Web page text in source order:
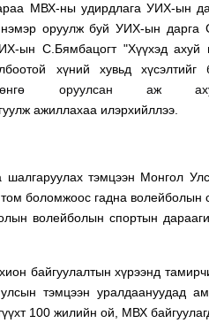
МВХ-ны удирдлага УИХ-ын
нэмэр оруулж буй УИХ-ын
ын С.Бямбацогт "Хүүхэд
хүний хувьд хүсэлтийг
оруулсан аж
ажиллахаа илэрхийллээ.
шалгаруулах тэмцээн Монгол
том боломжоос гадна волейболын
волейболын спортын
байгуулалтын хүрээнд
тэмцээн уралдаануудад
100 жилийн ой, МВХ